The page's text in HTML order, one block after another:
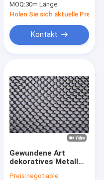
MOQ:30m Länge
Holen Sie sich aktuelle Preis
Kontakt
Gewundene Art
dekoratives Metall
Preis:negotiable